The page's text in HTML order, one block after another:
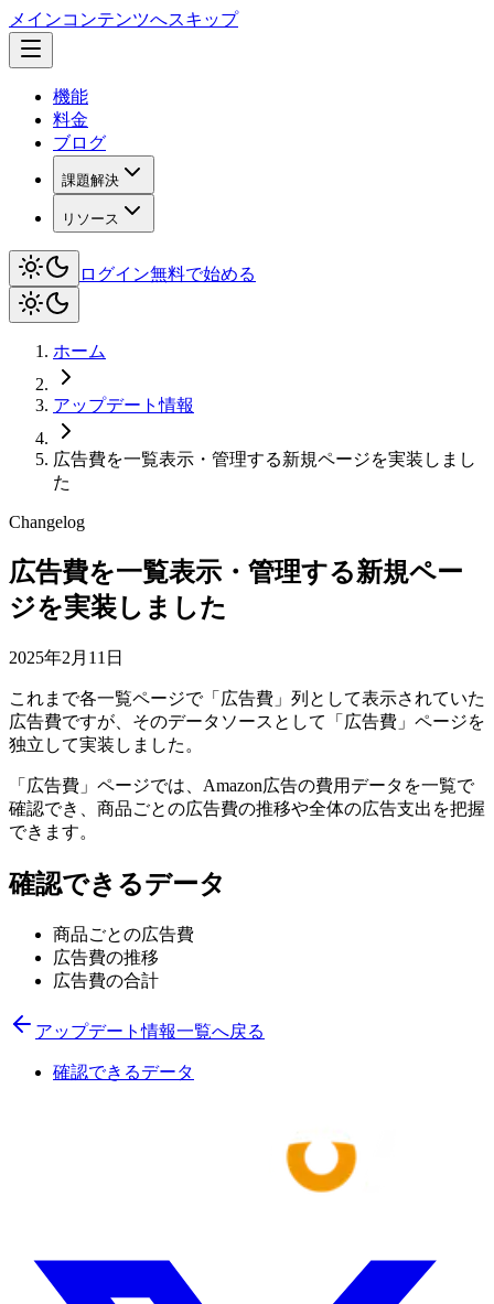
メインコンテンツへスキップ
機能
料金
ブログ
課題解決
リソース
ログイン無料で始める
ホーム
アップデート情報
広告費を一覧表示・管理する新規ページを実装しまし
た
Changelog
広告費を一覧表示・管理する新規ペー
ジを実装しました
2025年2月11日
これまで各一覧ページで「広告費」列として表示されていた
広告費ですが、そのデータソースとして「広告費」ページを
独立して実装しました。
「広告費」ページでは、Amazon広告の費用データを一覧で
確認でき、商品ごとの広告費の推移や全体の広告支出を把握
できます。
確認できるデータ
商品ごとの広告費
広告費の推移
広告費の合計
アップデート情報一覧へ戻る
確認できるデータ